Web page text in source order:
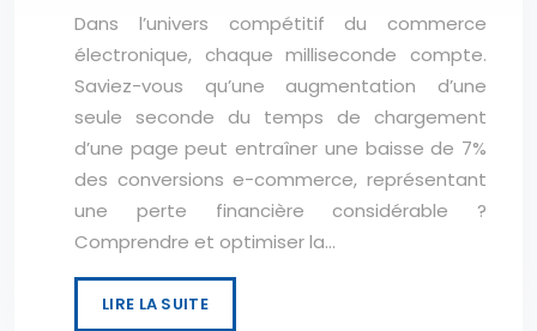
Dans l’univers compétitif du commerce
électronique, chaque milliseconde compte.
Saviez-vous qu’une augmentation d’une
seule seconde du temps de chargement
d’une page peut entraîner une baisse de 7%
des conversions e-commerce, représentant
une perte financière considérable ?
Comprendre et optimiser la…
LIRE LA SUITE